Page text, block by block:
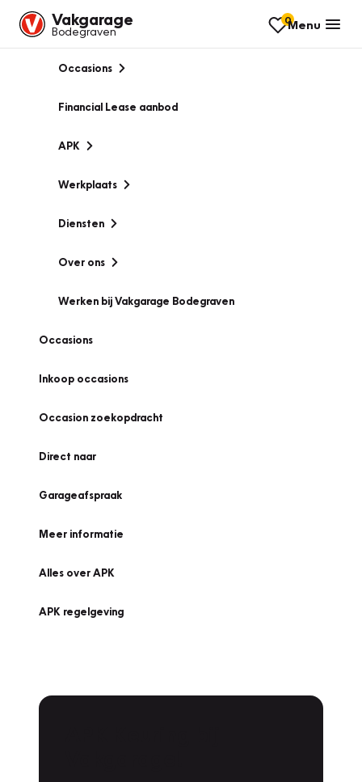
Vakgarage
Bodegraven
0Menu
Occasions
Financial Lease aanbod
APK
Werkplaats
Diensten
Over ons
Werken bij Vakgarage Bodegraven
Occasions
Inkoop occasions
Occasion zoekopdracht
Direct naar
Garageafspraak
Meer informatie
Alles over APK
APK regelgeving